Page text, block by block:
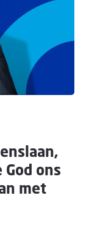
ons
met